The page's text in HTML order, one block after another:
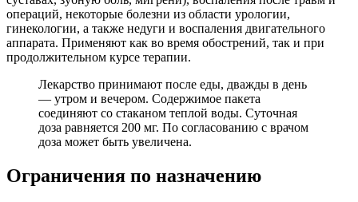
операций, некоторые болезни из области урологии,
гинекологии, а также недуги и воспаления двигательного
аппарата. Применяют как во время обострений, так и при
продолжительном курсе терапии.
Лекарство принимают после еды, дважды в день
— утром и вечером. Содержимое пакета
соединяют со стаканом теплой воды. Суточная
доза равняется 200 мг. По согласованию с врачом
доза может быть увеличена.
Ограничения по назначению